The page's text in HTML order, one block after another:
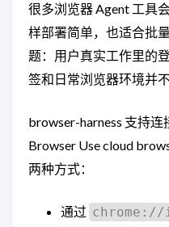
很多浏览器 Agent 工具
样部署简单，也适合批
题：用户真实工作里的
签和日常浏览器环境并
browser-harness 支持
Browser Use cloud
两种方式：
通过 chrome://